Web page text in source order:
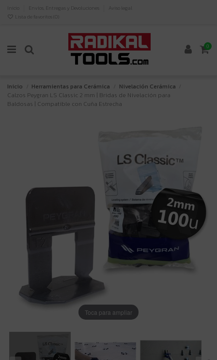
Inicio Envíos, Entregas y Devoluciones
Aviso legal
Lista de favoritos ( 0)
0
Inicio Herramientas para Cerámica
Nivelación Cerámica
Calzos Peygran LS Classic 2 mm | Bridas de Nivelación para
Baldosas | Compatible con Cuña Estrecha
Toca para ampliar